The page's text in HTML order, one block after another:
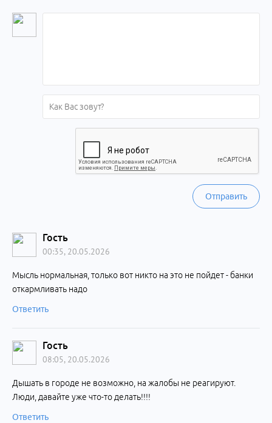
Отправить
Гость
00:35, 20.05.2026
Мысль нормальная, только вот никто на это не пойдет - банки
откармливать надо
Ответить
Гость
08:05, 20.05.2026
Дышать в городе не возможно, на жалобы не реагируют.
Люди, давайте уже что-то делать!!!!
Ответить